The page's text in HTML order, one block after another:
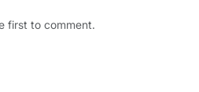
first to comment.